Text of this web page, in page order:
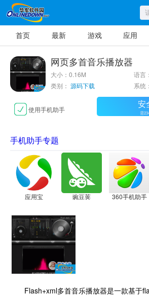
首页 最新 游戏 应用
网页多首音乐播放器
大小：0.16M
语言
类别： 源码下载 系统
使用手机助手 安
需
手机助手专题
应用宝 豌豆荚 360手机助手
Flash+xml多首音乐播放器是一款基于